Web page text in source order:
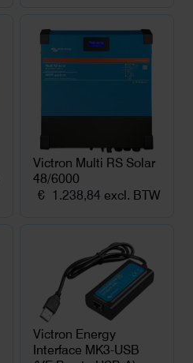
€ 1.469,00.€ 1.329,00.
Victron Multi RS Solar
48/6000
€ 1.238,84 excl. BTW
Victron Energy
Interface MK3-USB